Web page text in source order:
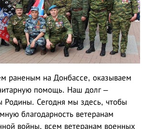
раненым на Донбассе, оказываем
помощь. Наш долг –
Родины. Сегодня мы здесь, чтобы
благодарность ветеранам
войны, всем ветеранам военных